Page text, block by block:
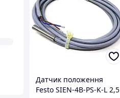
Датчик положення
Festo SIEN-4B-PS-K-L 2,5